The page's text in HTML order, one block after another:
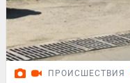
ПРОИСШЕСТВИЯ